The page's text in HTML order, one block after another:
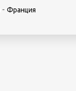
- Франция